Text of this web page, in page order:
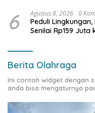
6 Agustus 8, 2026 0
Peduli
Senilai Rp159
Berita Olahraga
Ini contoh widget dengan
anda bisa mengaturnya